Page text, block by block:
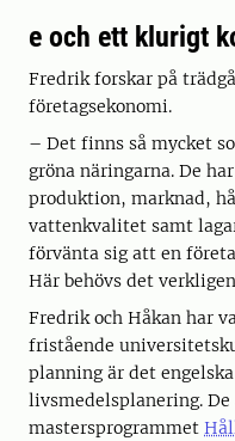
e och ett klurigt
Fredrik forskar på
företagsekonomi.
– Det finns så mycket
gröna näringarna. De
produktion, marknad,
vattenkvalitet samt
förvänta sig att en
Här behövs det
Fredrik och Håkan har
fristående
planning är det
livsmedelsplanering.
mastersprogrammet